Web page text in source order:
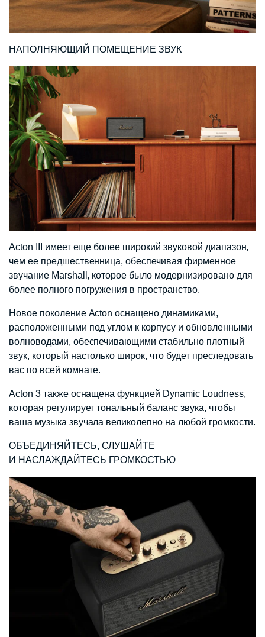
НАПОЛНЯЮЩИЙ ПОМЕЩЕНИЕ ЗВУК
Acton III имеет еще более широкий звуковой диапазон,
чем ее предшественница, обеспечивая фирменное
звучание Marshall, которое было модернизировано для
более полного погружения в пространство.
Новое поколение Acton оснащено динамиками,
расположенными под углом к корпусу и обновленными
волноводами, обеспечивающими стабильно плотный
звук, который настолько широк, что будет преследовать
вас по всей комнате.
Acton 3 также оснащена функцией Dynamic Loudness,
которая регулирует тональный баланс звука, чтобы
ваша музыка звучала великолепно на любой громкости.
ОБЪЕДИНЯЙТЕСЬ, СЛУШАЙТЕ
И НАСЛАЖДАЙТЕСЬ ГРОМКОСТЬЮ